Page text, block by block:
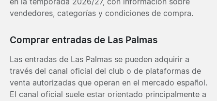
vendedores, categorías y condiciones de compra.
Comprar entradas de Las Palmas
Las entradas de Las Palmas se pueden adquirir a
través del canal oficial del club o de plataformas de
venta autorizadas que operan en el mercado español.
El canal oficial suele estar orientado principalmente a